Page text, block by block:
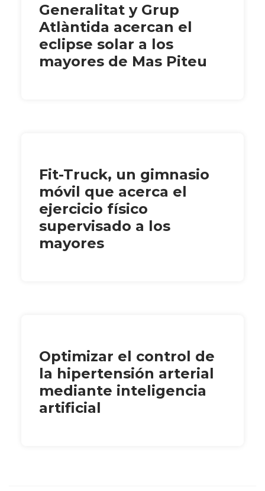
Generalitat y Grup
Atlàntida acercan el
eclipse solar a los
mayores de Mas Piteu
Fit-Truck, un gimnasio
móvil que acerca el
ejercicio físico
supervisado a los
mayores
Optimizar el control de
la hipertensión arterial
mediante inteligencia
artificial